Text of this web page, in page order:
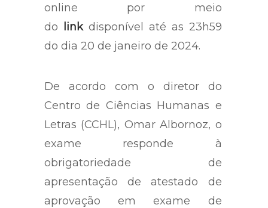
online por meio
do
link disponível até as 23h59
do dia 20 de janeiro de 2024.
De acordo com o diretor do
Centro de Ciências Humanas e
Letras (CCHL), Omar Albornoz, o
exame responde à
obrigatoriedade de
apresentação de atestado de
aprovação em exame de